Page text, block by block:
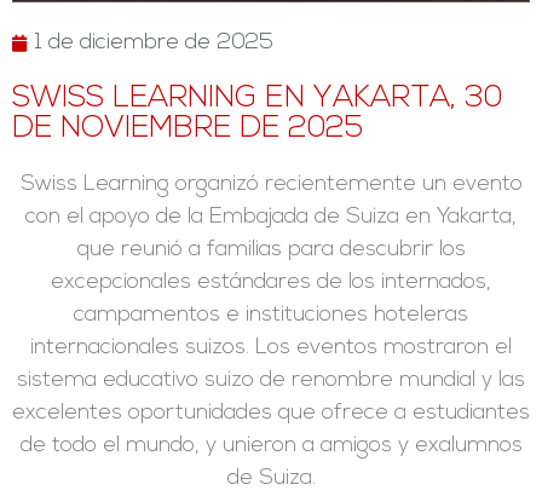
1 de diciembre de 2025
SWISS LEARNING EN YAKARTA, 30
DE NOVIEMBRE DE 2025
Swiss Learning organizó recientemente un evento
con el apoyo de la Embajada de Suiza en Yakarta,
que reunió a familias para descubrir los
excepcionales estándares de los internados,
campamentos e instituciones hoteleras
internacionales suizos. Los eventos mostraron el
sistema educativo suizo de renombre mundial y las
excelentes oportunidades que ofrece a estudiantes
de todo el mundo, y unieron a amigos y exalumnos
de Suiza.